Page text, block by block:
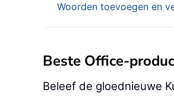
Woorden toevoegen en
Beste Office-
Beleef de gloednieuwe